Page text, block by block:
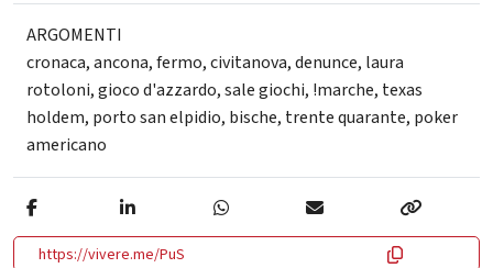
ARGOMENTI
cronaca,ancona,fermo,civitanova,denunce, laura
rotoloni,gioco d'azzardo,sale giochi, !marche, texas
holdem, porto san elpidio, bische, trente quarante, poker
americano
https://vivere.me/PuS